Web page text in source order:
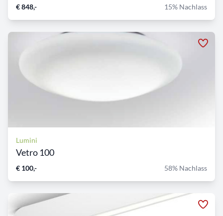
€ 848,- 15% Nachlass
Lumini
Vetro 100
€ 100,- 58% Nachlass